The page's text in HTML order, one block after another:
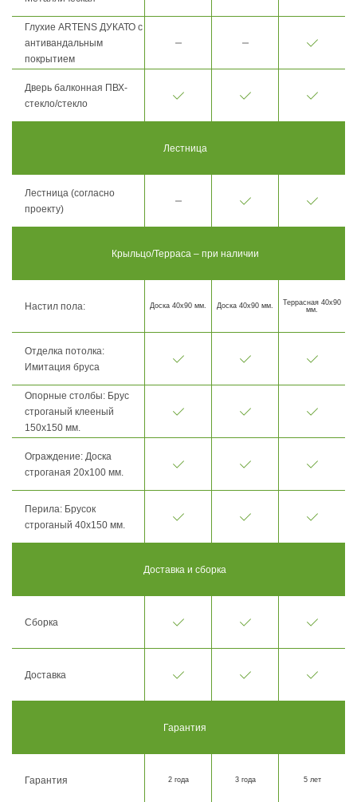
Глухие ARTENS ДУКАТО с
антивандальным
покрытием
Дверь балконная ПВХ-
стекло/стекло
Лестница
Лестница (согласно
проекту)
Крыльцо/Терраса – при наличии
Настил пола: Доска 40х90 мм. Доска 40х90 мм.
Террасная 40х90
мм.
Отделка потолка:
Имитация бруса
Опорные столбы: Брус
строганый клееный
150х150 мм.
Ограждение: Доска
строганая 20х100 мм.
Перила: Брусок
строганый 40х150 мм.
Доставка и сборка
Сборка
Доставка
Гарантия
Гарантия 2 года 3 года 5 лет